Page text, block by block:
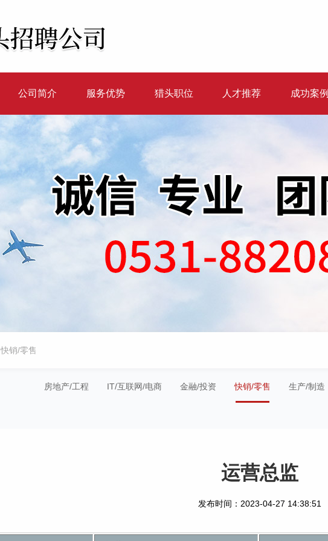
公司简介 服务优势 猎头职位 人才推荐 成功案例
快销/零售
房地产/工程 IT/互联网/电商 金融/投资 快销/零售 生产/制造
运营总监
发布时间：2023-04-27 14:38:51